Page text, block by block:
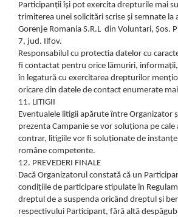
Participanții își pot exercita drepturile mai
trimiterea unei solicitări scrise și semnate la
Gorenje Romania S.R.L din Voluntari, Șos.
7, jud. Ilfov.
Responsabilul cu protectia datelor cu
fi contactat pentru orice lămuriri,
în legatură cu exercitarea drepturilor
oricare din datele de contact enumerate
11. LITIGII
Eventualele litigii apărute între Organizator
prezenta Campanie se vor soluționa pe cale
contrar, litigiile vor fi soluționate de
române competente.
12. PREVEDERI FINALE
Dacă Organizatorul constată că un
condițiile de participare stipulate în
dreptul de a suspenda oricând dreptul și
respectivului Participant, fără altă